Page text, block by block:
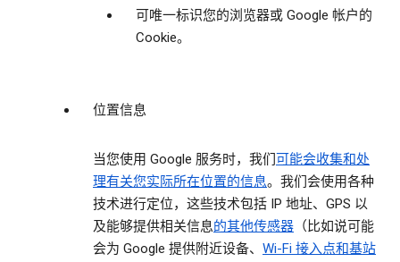
可唯一标识您的浏览器或 Google 帐户的
Cookie。
位置信息
当您使用 Google 服务时，我们可能会收集和处
理有关您实际所在位置的信息。我们会使用各种
技术进行定位，这些技术包括 IP 地址、GPS 以
及能够提供相关信息的其他传感器 （比如说可能
会为 Google 提供附近设备、 Wi-Fi 接入点和基站